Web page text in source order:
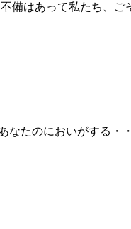
備はあって私たち、
たのにおいがする・